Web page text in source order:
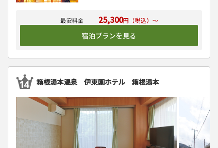
25,300円（税込）～
宿泊プランを見る
箱根湯本温泉 伊東園ホテル 箱根湯本